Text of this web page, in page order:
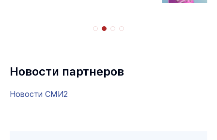
Новости партнеров
Новости СМИ2